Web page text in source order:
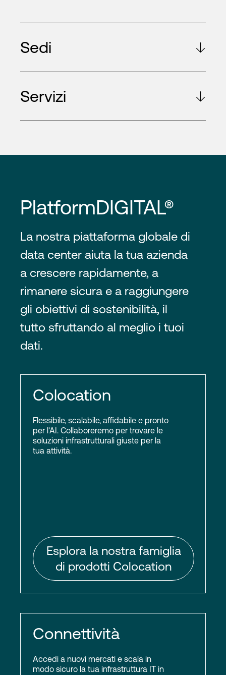
Sedi
Servizi
PlatformDIGITAL®
La nostra piattaforma globale di
data center aiuta la tua azienda
a crescere rapidamente, a
rimanere sicura e a raggiungere
gli obiettivi di sostenibilità, il
tutto sfruttando al meglio i tuoi
dati.
Colocation
Flessibile, scalabile, affidabile e pronto
per l'AI. Collaboreremo per trovare le
soluzioni infrastrutturali giuste per la
tua attività.
Esplora la nostra famiglia
di prodotti Colocation
Connettività
Accedi a nuovi mercati e scala in
modo sicuro la tua infrastruttura IT in